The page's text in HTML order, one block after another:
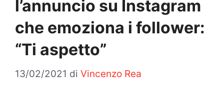
l’annuncio su Instagram
che emoziona i follower:
“Ti aspetto”
13/02/2021 di Vincenzo Rea